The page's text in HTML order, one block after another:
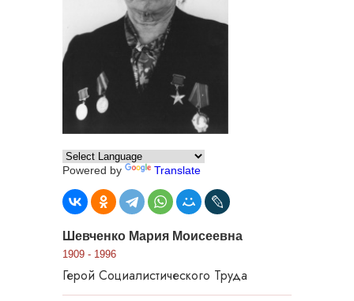
Powered by Translate
Шевченко Мария Моисеевна
1909 - 1996
Герой Социалистического Труда